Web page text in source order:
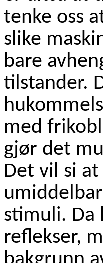
tenke oss
slike
bare
tilstander.
med
gjør det
Det vil si
stimuli. Da
reflekser,